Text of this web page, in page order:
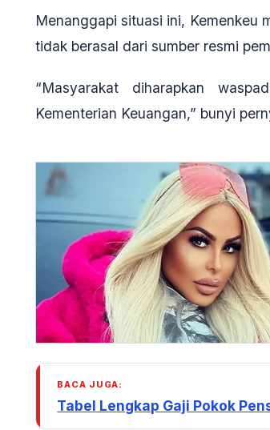
Menanggapi situasi ini, Kemenkeu
tidak berasal dari sumber resmi
“Masyarakat diharapkan
Kementerian Keuangan,” bunyi
BACA JUGA:
Tabel Lengkap Gaji Pokok